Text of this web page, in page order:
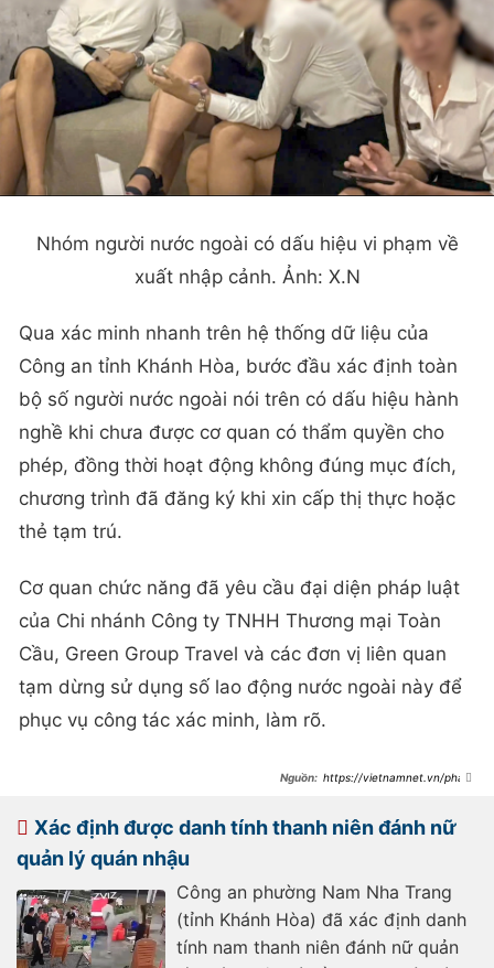
Nhóm người nước ngoài có dấu hiệu vi phạm về
xuất nhập cảnh. Ảnh: X.N
Qua xác minh nhanh trên hệ thống dữ liệu của
Công an tỉnh Khánh Hòa, bước đầu xác định toàn
bộ số người nước ngoài nói trên có dấu hiệu hành
nghề khi chưa được cơ quan có thẩm quyền cho
phép, đồng thời hoạt động không đúng mục đích,
chương trình đã đăng ký khi xin cấp thị thực hoặc
thẻ tạm trú.
Cơ quan chức năng đã yêu cầu đại diện pháp luật
của Chi nhánh Công ty TNHH Thương mại Toàn
Cầu, Green Group Travel và các đơn vị liên quan
tạm dừng sử dụng số lao động nước ngoài này để
phục vụ công tác xác minh, làm rõ.
https://vietnamnet.vn/phat-
nha-trang-2515350.html
Xác định được danh tính thanh niên đánh nữ
quản lý quán nhậu
Công an phường Nam Nha Trang
(tỉnh Khánh Hòa) đã xác định danh
tính nam thanh niên đánh nữ quản